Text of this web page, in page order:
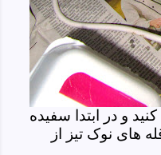
و در ابتدا سفیده
های نوک تیز از